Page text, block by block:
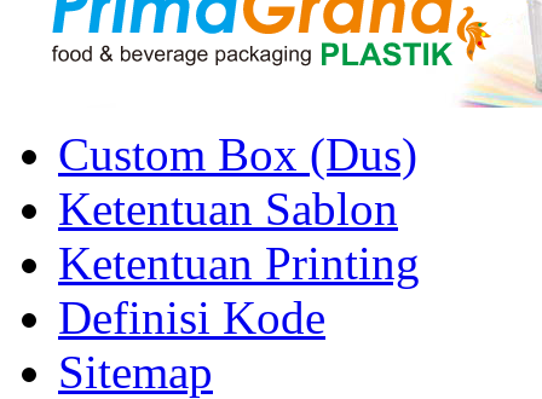
Custom Box (Dus)
Ketentuan Sablon
Ketentuan Printing
Definisi Kode
Sitemap